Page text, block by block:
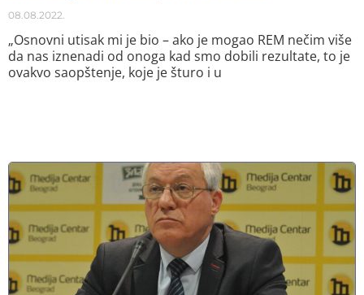
08.08.2022.
„Osnovni utisak mi je bio – ako je mogao REM nečim više
da nas iznenadi od onoga kad smo dobili rezultate, to je
ovakvo saopštenje, koje je šturo i u